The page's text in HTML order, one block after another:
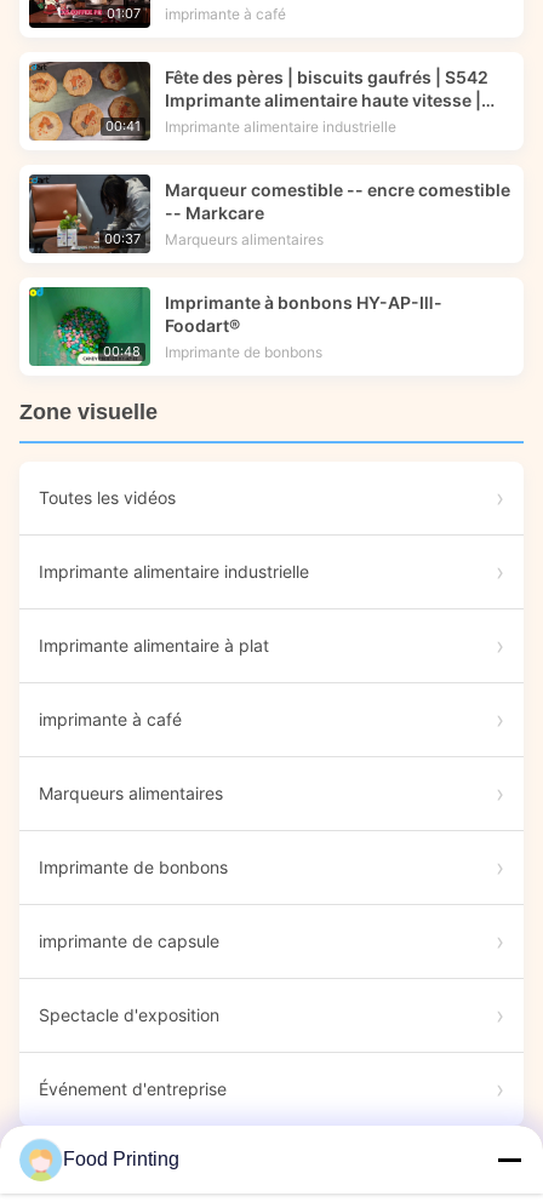
01:07 imprimante à café
00:41
Fête des pères | biscuits gaufrés | S542
Imprimante alimentaire haute vitesse |
Technologie d'impression alimentaire
Imprimante alimentaire industrielle
00:37
Marqueur comestible -- encre comestible
-- Markcare
Marqueurs alimentaires
00:48
Imprimante à bonbons HY-AP-Ⅲ-
Foodart®
Imprimante de bonbons
Zone visuelle
Toutes les vidéos
Imprimante alimentaire industrielle
Imprimante alimentaire à plat
imprimante à café
Marqueurs alimentaires
Imprimante de bonbons
imprimante de capsule
Spectacle d'exposition
Événement d'entreprise
Food Printing